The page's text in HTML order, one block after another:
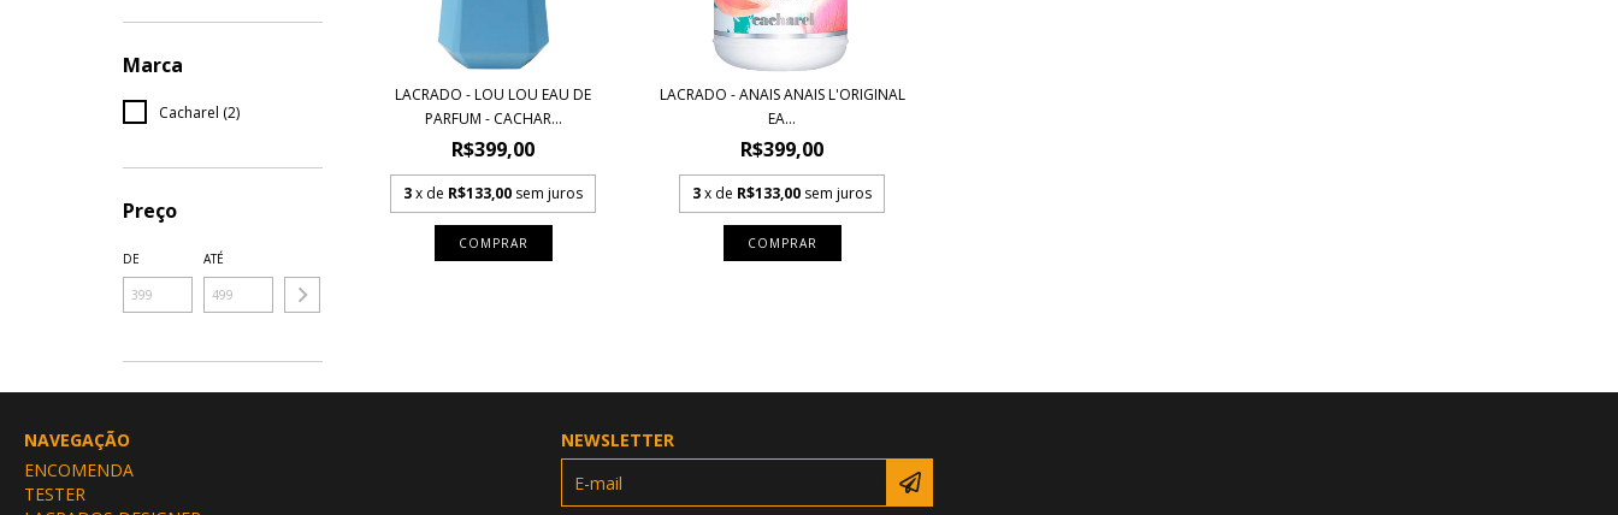
Marca
Cacharel (2)
Preço
DE ATÉ
LACRADO - LOU LOU EAU DE
PARFUM - CACHAR...
R$399,00
3x de R$133,00 sem juros
COMPRAR
LACRADO - ANAIS ANAIS L'ORIGINAL
EA...
R$399,00
3x de R$133,00 sem juros
COMPRAR
NAVEGAÇÃO
ENCOMENDA
TESTER
NEWSLETTER